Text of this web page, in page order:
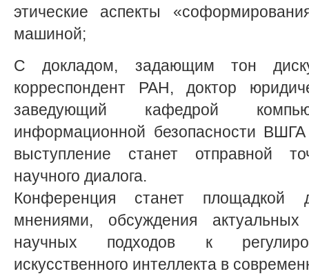
этические аспекты
машиной;
С докладом, задающим тон
корреспондент РАН, доктор
заведующий кафедрой
информационной безопасности
выступление станет отправной
научного диалога.
Конференция станет площадкой
мнениями, обсуждения
научных подходов к
искусственного интеллекта в